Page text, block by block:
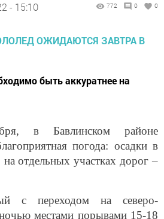
- 15:10 772 0 0
быть аккуратнее на
в Бавлинском районе
погода: осадки в
отдельных участках дорог –
с переходом на северо-
местами порывами 15-18